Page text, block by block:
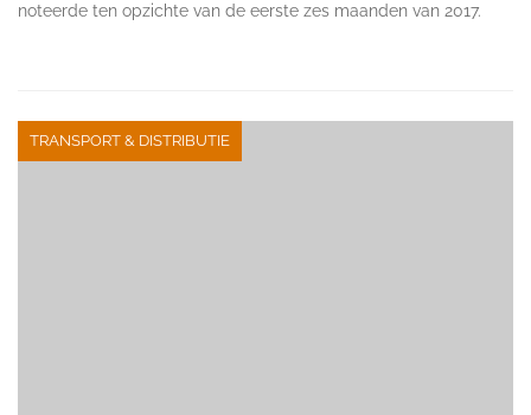
noteerde ten opzichte van de eerste zes maanden van 2017.
TRANSPORT & DISTRIBUTIE